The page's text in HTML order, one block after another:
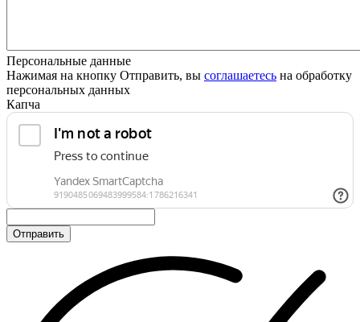
Персональные данные
Нажимая на кнопку Отправить, вы соглашаетесь на обработку
персональных данных
Капча
Отправить